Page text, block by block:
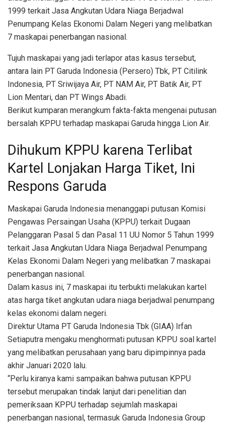
1999 terkait Jasa Angkutan Udara Niaga Berjadwal
Penumpang Kelas Ekonomi Dalam Negeri yang melibatkan
7 maskapai penerbangan nasional.
Tujuh maskapai yang jadi terlapor atas kasus tersebut,
antara lain PT Garuda Indonesia (Persero) Tbk, PT Citilink
Indonesia, PT Sriwijaya Air, PT NAM Air, PT Batik Air, PT
Lion Mentari, dan PT Wings Abadi.
Berikut kumparan merangkum fakta-fakta mengenai putusan
bersalah KPPU terhadap maskapai Garuda hingga Lion Air.
Dihukum KPPU karena Terlibat
Kartel Lonjakan Harga Tiket, Ini
Respons Garuda
Maskapai Garuda Indonesia menanggapi putusan Komisi
Pengawas Persaingan Usaha (KPPU) terkait Dugaan
Pelanggaran Pasal 5 dan Pasal 11 UU Nomor 5 Tahun 1999
terkait Jasa Angkutan Udara Niaga Berjadwal Penumpang
Kelas Ekonomi Dalam Negeri yang melibatkan 7 maskapai
penerbangan nasional.
Dalam kasus ini, 7 maskapai itu terbukti melakukan kartel
atas harga tiket angkutan udara niaga berjadwal penumpang
kelas ekonomi dalam negeri.
Direktur Utama PT Garuda Indonesia Tbk (GIAA) Irfan
Setiaputra mengaku menghormati putusan KPPU soal kartel
yang melibatkan perusahaan yang baru dipimpinnya pada
akhir Januari 2020 lalu.
“Perlu kiranya kami sampaikan bahwa putusan KPPU
tersebut merupakan tindak lanjut dari penelitian dan
pemeriksaan KPPU terhadap sejumlah maskapai
penerbangan nasional, termasuk Garuda Indonesia Group